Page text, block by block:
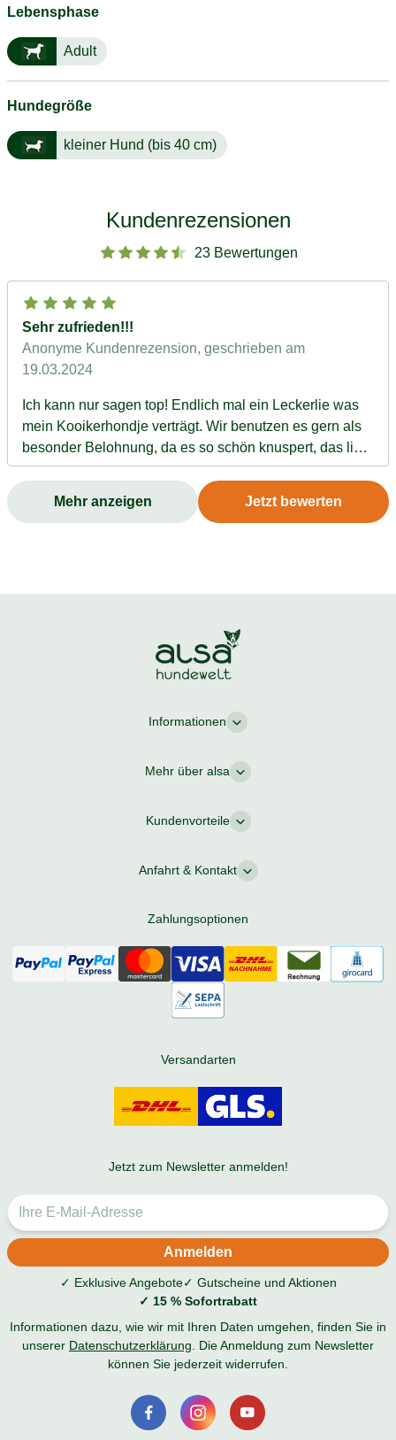
Lebensphase
Adult
Hundegröße
kleiner Hund (bis 40 cm)
Kundenrezensionen
23 Bewertungen
Sehr zufrieden!!!
Anonyme Kundenrezension, geschrieben am
19.03.2024
Ich kann nur sagen top! Endlich mal ein Leckerlie was
mein Kooikerhondje verträgt. Wir benutzen es gern als
besonder Belohnung, da es so schön knuspert, das lieb
unser Hund.
Mehr anzeigen Jetzt bewerten
Informationen
Mehr über alsa
Kundenvorteile
Anfahrt & Kontakt
Zahlungsoptionen
Versandarten
Jetzt zum Newsletter anmelden!
✓ Exklusive Angebote✓ Gutscheine und Aktionen
✓ 15 % Sofortrabatt
Informationen dazu, wie wir mit Ihren Daten umgehen, finden Sie in
unserer Datenschutzerklärung . Die Anmeldung zum Newsletter
können Sie jederzeit widerrufen.